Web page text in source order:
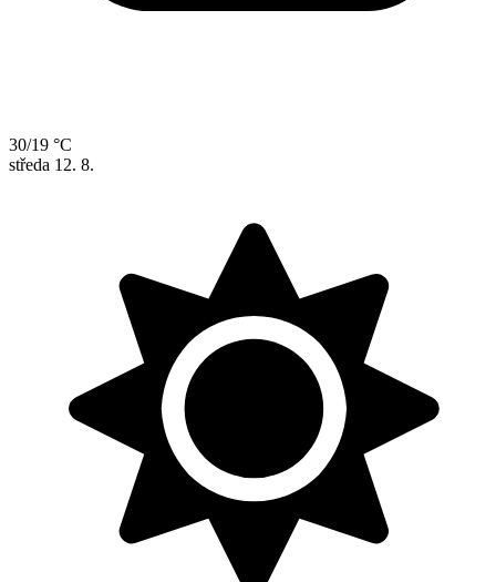
30/19 °C
středa 12. 8.